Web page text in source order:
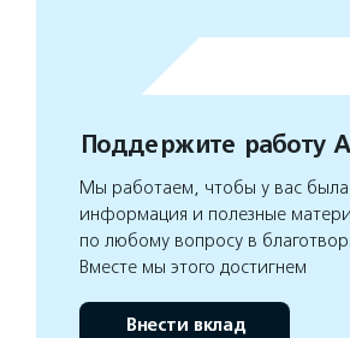
Поддержите работу
Мы работаем, чтобы у вас была
информация и полезные
по любому вопросу в
Вместе мы этого достигнем
Внести вклад